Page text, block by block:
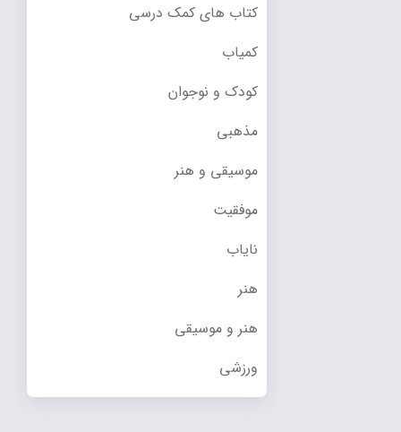
کتاب های کمک درسی
کمیاب
کودک و نوجوان
مذهبی
موسیقی و هنر
موفقیت
نایاب
هنر
هنر و موسیقی
ورزشی